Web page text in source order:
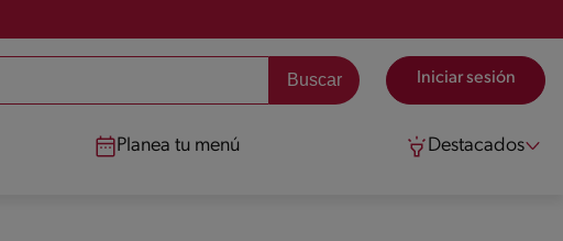
Iniciar sesión
Planea tu menú Destacados